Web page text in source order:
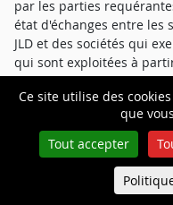
Ce site utilise des
que
Tout accepter
par les parties
état d'échanges entre les
JLD et des sociétés qui
qui sont exploitées à
des sociétés visées par
ne fait état d'aucun
produites doivent être
dans le champ du
que l'absence de
l'ordonnance du juge des
autorisant les opérations
Queue-Fair